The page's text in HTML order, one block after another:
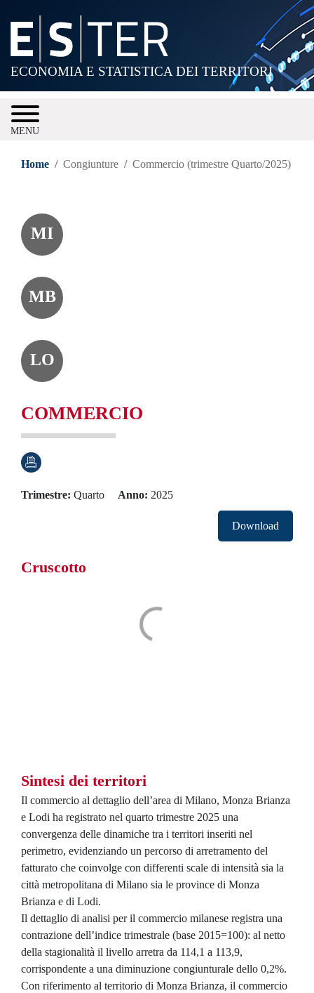
al
contenuto
principale
ECONOMIA E STATISTICA DEI TERRITORI
MENU
Home Congiunture Commercio (trimestre Quarto/2025)
MI
MB
LO
COMMERCIO
Trimestre Quarto Anno 2025
Download
Cruscotto
Sintesi dei territori
Il commercio al dettaglio dell’area di Milano, Monza Brianza
e Lodi ha registrato nel quarto trimestre 2025 una
convergenza delle dinamiche tra i territori inseriti nel
perimetro, evidenziando un percorso di arretramento del
fatturato che coinvolge con differenti scale di intensità sia la
città metropolitana di Milano sia le province di Monza
Brianza e di Lodi.
Il dettaglio di analisi per il commercio milanese registra una
contrazione dell’indice trimestrale (base 2015=100): al netto
della stagionalità il livello arretra da 114,1 a 113,9,
corrispondente a una diminuzione congiunturale dello 0,2%.
Con riferimento al territorio di Monza Brianza, il commercio